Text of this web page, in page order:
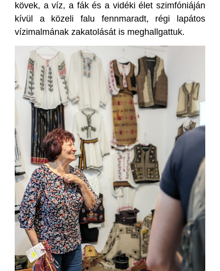
kövek, a víz, a fák és a vidéki élet szimfóniáján
kívül a közeli falu fennmaradt, régi lapátos
vízimalmának zakatolását is meghallgattuk.